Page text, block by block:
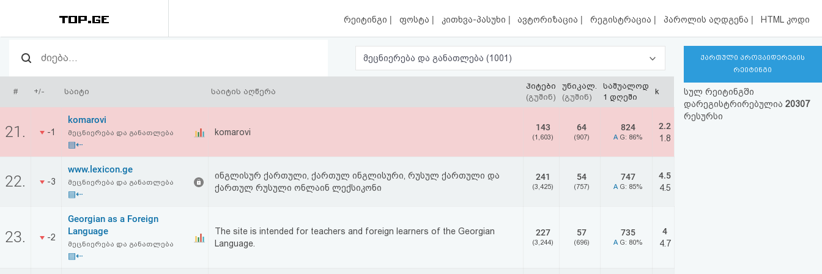
რეიტინგი | ფოსტა | კითხვა-პასუხი | ავტორიზაცია | რეგისტრაცია | პაროლის აღდგენა | HTML კოდი
რეიტინგი
(მთავარი)
კითხვა-
ავტორიზაცია
რეგისტრაცია
პაროლის
მეცნიერება და განათლება (1001)
# +/- საიტი საიტის აღწერა
ჰიტები
(გუშინ)
უნიკალ.
(გუშინ)
საშუალოდ
1 დღეში
k
21. -1
komarovi
მეცნიერება და განათლება
▤⇠
komarovi 143
(1,603)
64
(907)
824
A G: 86%
2.2
1.8
22. -3
www.lexicon.ge
მეცნიერება და განათლება
▤⇠
ინგლისურ ქართული, ქართულ ინგლისური, რუსულ ქართული და
ქართულ რუსული ონლაინ ლექსიკონი
241
(3,425)
54
(757)
747
A G: 85%
4.5
4.5
23. -2
Georgian as a Foreign
Language
მეცნიერება და განათლება
▤⇠
The site is intended for teachers and foreign learners of the Georgian
Language.
227
(3,244)
57
(696)
735
A G: 80%
4
4.7
ქართული პროვაიდერების
რეიტინგი
სულ რეიტინგში
დარეგისტრირებულია 20307
რესურსი